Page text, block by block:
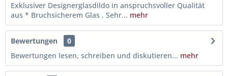
Exklusiver Designerglasdildo in anspruchsvoller Qualität
aus * Bruchsicherem Glas . Sehr... mehr
Bewertungen
0
Bewertungen lesen, schreiben und diskutieren... mehr